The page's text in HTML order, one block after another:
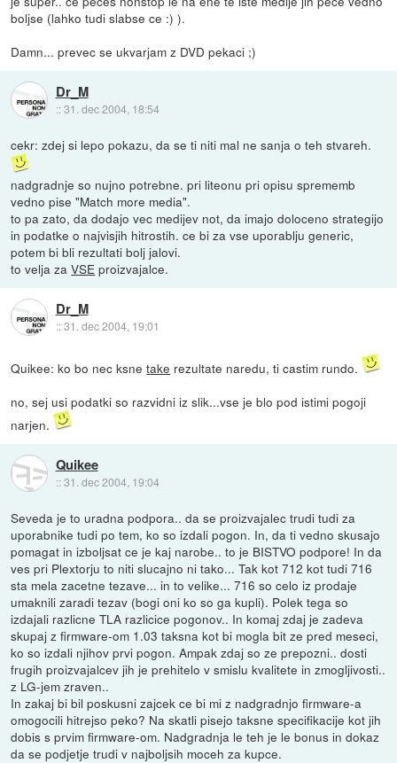
boljse (lahko tudi slabse ce :) ).
Damn... prevec se ukvarjam z DVD pekaci ;)
Dr_M
::31. dec 2004, 18:54
cekr: zdej si lepo pokazu, da se ti niti mal ne sanja o teh stvareh.
nadgradnje so nujno potrebne. pri liteonu pri opisu sprememb
vedno pise "Match more media".
to pa zato, da dodajo vec medijev not, da imajo doloceno strategijo
in podatke o najvisjih hitrostih. ce bi za vse uporablju generic,
potem bi bli rezultati bolj jalovi.
to velja zaVSE proizvajalce.
Dr_M
::31. dec 2004, 19:01
Quikee: ko bo nec ksnetake rezultate naredu, ti castim rundo.
no, sej usi podatki so razvidni iz slik...vse je blo pod istimi pogoji
narjen.
Quikee
::31. dec 2004, 19:04
Seveda je to uradna podpora.. da se proizvajalec trudi tudi za
uporabnike tudi po tem, ko so izdali pogon. In, da ti vedno skusajo
pomagat in izboljsat ce je kaj narobe.. to je BISTVO podpore! In da
ves pri Plextorju to niti slucajno ni tako... Tak kot 712 kot tudi 716
sta mela zacetne tezave... in to velike... 716 so celo iz prodaje
umaknili zaradi tezav (bogi oni ko so ga kupli). Polek tega so
izdajali razlicne TLA razlicice pogonov.. In komaj zdaj je zadeva
skupaj z firmware-om 1.03 taksna kot bi mogla bit ze pred meseci,
ko so izdali njihov prvi pogon. Ampak zdaj so ze prepozni.. dosti
frugih proizvajalcev jih je prehitelo v smislu kvalitete in zmogljivosti..
z LG-jem zraven..
In zakaj bi bil poskusni zajcek ce bi mi z nadgradnjo firmware-a
omogocili hitrejso peko? Na skatli pisejo taksne specifikacije kot jih
dobis s prvim firmware-om. Nadgradnja le teh je le bonus in dokaz
da se podjetje trudi v najboljsih moceh za kupce.